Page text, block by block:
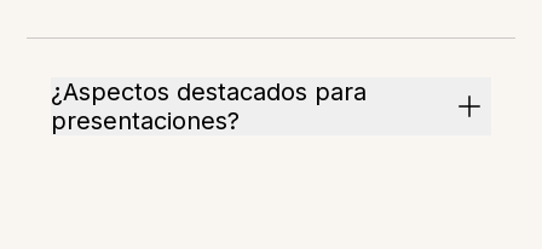
¿Aspectos destacados para
presentaciones?